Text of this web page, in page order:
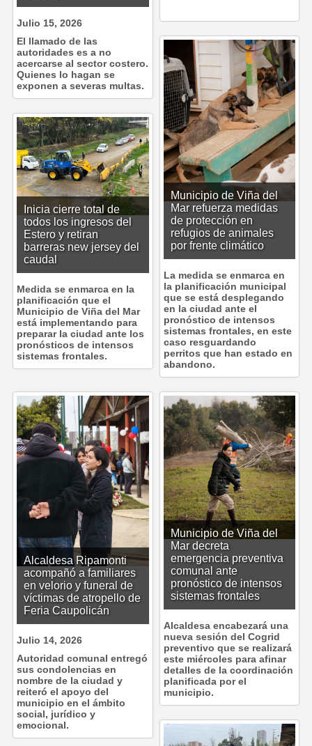
Julio 15, 2026
El llamado de las
autoridades es a no
acercarse al sector costero.
Quienes lo hagan se
exponen a severas multas.
Municipio de Viña del
Mar refuerza medidas
de protección en
refugios de animales
por frente climático
La medida se enmarca en
la planificación municipal
que se está desplegando
en la ciudad ante el
pronóstico de intensos
sistemas frontales, en este
caso resguardando
perritos que han estado en
abandono.
Inicia cierre total de
todos los ingresos del
Estero y retiran
barreras new jersey del
caudal
Medida se enmarca en la
planificación que el
Municipio de Viña del Mar
está implementando para
preparar la ciudad ante los
pronósticos de intensos
sistemas frontales.
Municipio de Viña del
Mar decreta
emergencia preventiva
comunal ante
pronóstico de intensos
sistemas frontales
Alcaldesa encabezará una
nueva sesión del Cogrid
preventivo que se realizará
este miércoles para afinar
detalles de la coordinación
planificada por el
municipio.
Alcaldesa Ripamonti
acompañó a familiares
en velorio y funeral de
víctimas de atropello de
Feria Caupolicán
Julio 14, 2026
Autoridad comunal entregó
sus condolencias en
nombre de la ciudad y
reiteró el apoyo del
municipio en el ámbito
social, jurídico y
emocional.